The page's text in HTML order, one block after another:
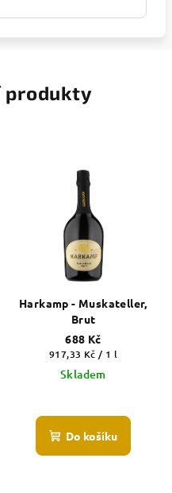
produkty
Harkamp - Muskateller,
Brut
688 Kč
Měrná
cena:
917,33 Kč / 1 l
Skladem
Do košíku